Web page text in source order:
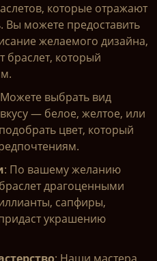
которые отражают
Вы можете предоставить
желаемого дизайна,
браслет, который
выбрать вид
— белое, желтое, или
цвет, который
: По вашему желанию
драгоценными
сапфиры,
украшению